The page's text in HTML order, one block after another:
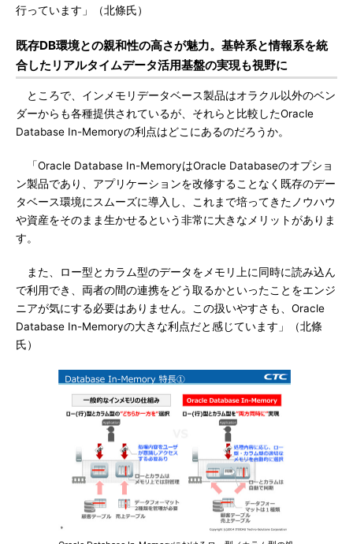
行っています」（北條氏）
既存DB環境との親和性の高さが魅力。基幹系と情報系を統
合したリアルタイムデータ活用基盤の実現も視野に
ところで、インメモリデータベース製品はオラクル以外のベン
ダーからも各種提供されているが、それらと比較したOracle
Database In-Memoryの利点はどこにあるのだろうか。
「Oracle Database In-MemoryはOracle Databaseのオプショ
ン製品であり、アプリケーションを改修することなく既存のデー
タベース環境にスムーズに導入し、これまで培ってきたノウハウ
や資産をそのまま生かせるという非常に大きなメリットがありま
す。
また、ロー型とカラム型のデータをメモリ上に同時に読み込ん
で利用でき、両者の間の連携をどう取るかといったことをエンジ
ニアが気にする必要はありません。この扱いやすさも、Oracle
Database In-Memoryの大きな利点だと感じています」（北條
氏）